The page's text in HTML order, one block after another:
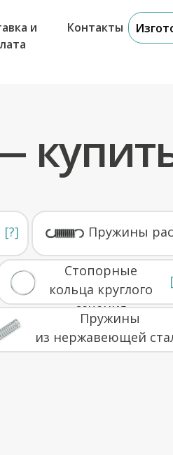
и
Контакты
Пружины
Стопорные
кольца круглого
сечения
Из онлайн-
каталога
[?]
Пружины
из нержавеющей